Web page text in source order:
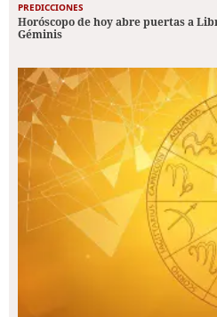
PREDICCIONES
Horóscopo de hoy abre puertas a
Géminis